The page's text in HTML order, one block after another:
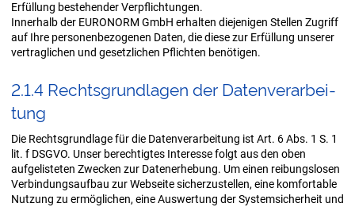
Erfüllung bestehender Verpflichtungen.
Innerhalb der EURONORM GmbH erhalten diejenigen Stellen Zugriff
auf Ihre personenbezogenen Daten, die diese zur Erfüllung unserer
vertraglichen und gesetzlichen Pflichten benötigen.
2.1.4 Rechts­grund­la­gen der Da­ten­ver­ar­bei­
tung
Die Rechtsgrundlage für die Datenverarbeitung ist Art. 6 Abs. 1 S. 1
lit. f DSGVO. Unser berechtigtes Interesse folgt aus den oben
aufgelisteten Zwecken zur Datenerhebung. Um einen reibungslosen
Verbindungsaufbau zur Webseite sicherzustellen, eine komfortable
Nutzung zu ermöglichen, eine Auswertung der Systemsicherheit und